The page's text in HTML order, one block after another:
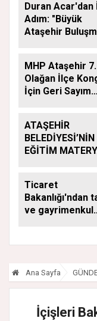
Duran Acar'dan
Adım: "Büyük
Ataşehir
MHP Ataşehir 7.
Olağan İlçe
İçin Geri Sayım
ATAŞEHİR
BELEDİYESİ’NİN
EĞİTİM
SÜRÜYOR
Ticaret
Bakanlığı'ndan
ve gayrimenkul
yapamayacak
Ana Sayfa
İçişleri